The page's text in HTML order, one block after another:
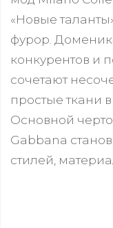
«Новые
фурор.
конкурентов и
сочетают
простые ткани
Основной
Gabbana
стилей,